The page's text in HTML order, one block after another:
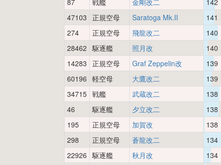
87
戦艦 金剛改二
142
47103
正規空母 Saratoga Mk.II
141
274
正規空母 飛龍改二
140
28462 駆逐艦 照月改
140
14283 正規空母 Graf Zeppelin改
139
60196 軽空母 大鷹改二
139
34715 戦艦 武蔵改二
138
46
駆逐艦 夕立改二
138
195
正規空母 加賀改
138
298
正規空母 蒼龍改二
134
22926 駆逐艦 秋月改
134